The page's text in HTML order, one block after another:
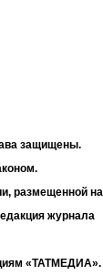
защищены.
размещенной на
журнала
«ТАТМЕДИА».